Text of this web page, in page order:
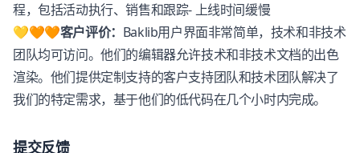
程，包括活动执行、销售和跟踪- 上线时间缓慢
💛🧡🧡客户评价： Baklib用户界面非常简单，技术和非技术
团队均可访问。他们的编辑器允许技术和非技术文档的出色
渲染。他们提供定制支持的客户支持团队和技术团队解决了
我们的特定需求，基于他们的低代码在几个小时内完成。
提交反馈